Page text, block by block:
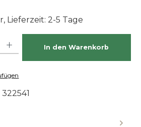
Lieferzeit: 2-5 Tage
In den Warenkorb
322541